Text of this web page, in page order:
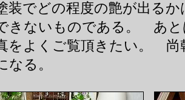
装でどの程度の艶が出る
きないものである。
をよくご覧頂きたい。 尚
なる。